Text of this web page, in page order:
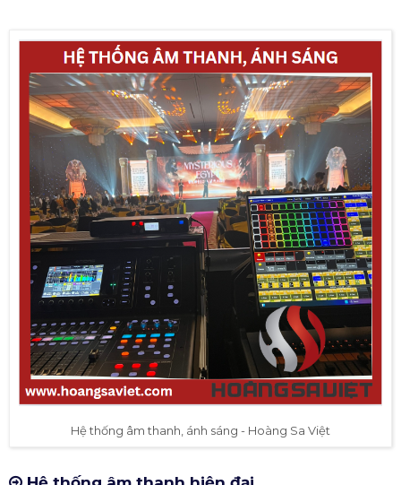
Hệ thống âm thanh, ánh sáng - Hoàng Sa Việt